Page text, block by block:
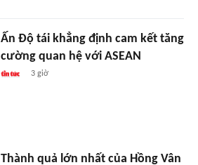
Ấn Độ tái khẳng định cam kết tăng
cường quan hệ với ASEAN
3 giờ
Thành quả lớn nhất của Hồng Vân